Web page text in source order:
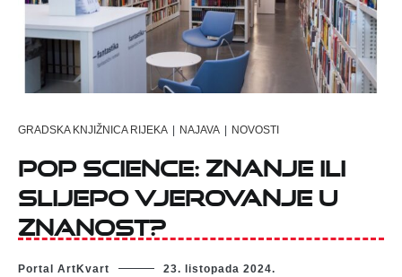
GRADSKA KNJIŽNICA RIJEKA | NAJAVA | NOVOSTI
Pop Science: Znanje ili
slijepo vjerovanje u
znanost?
Portal ArtKvart 23. listopada 2024.